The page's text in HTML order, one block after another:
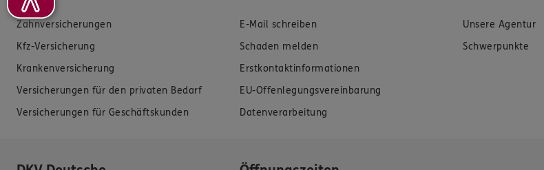
Zahnversicherungen
Kfz-Versicherung
Krankenversicherung
Versicherungen für den privaten Bedarf
Versicherungen für Geschäftskunden
E-Mail schreiben
Schaden melden
Erstkontaktinformationen
EU-Offenlegungsvereinbarung
Datenverarbeitung
Unsere Agentur
Schwerpunkte